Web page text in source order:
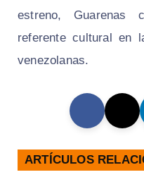
estreno, Guarenas
referente cultural en
venezolanas.
ARTÍCULOS